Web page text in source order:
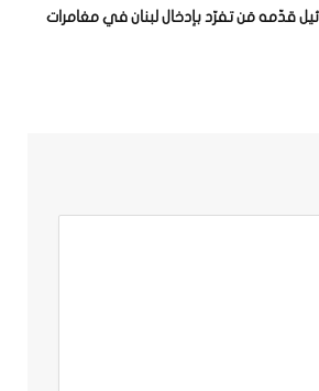
قدّمه مَن تفرّد بإدخال لبنان في مغامرات